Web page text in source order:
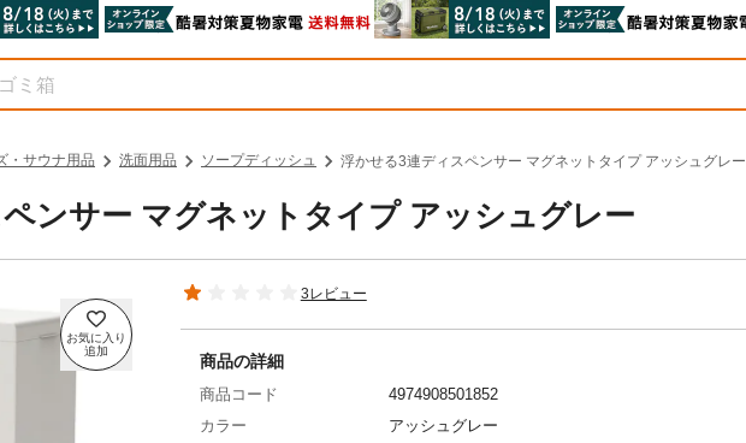
・サウナ用品 洗面用品 ソープディッシュ 浮かせる3連ディスペンサー マグネットタイプ アッシュグレー
ンサー マグネットタイプ アッシュグレー
3レビュー
商品の詳細
商品コード
4974908501852
カラー
アッシュグレー